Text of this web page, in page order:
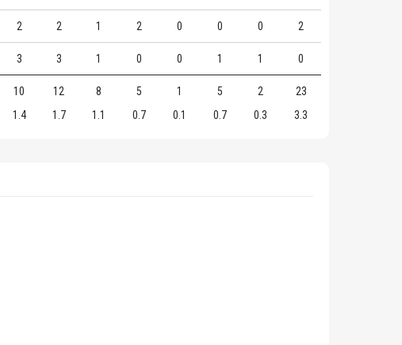
2 2 1 2 0 0 0 2
3 3 1 0 0 1 1 0
10 12 8 5 1 5 2
23
1.4 1.7 1.1 0.7 0.1 0.7 0.3 3.3